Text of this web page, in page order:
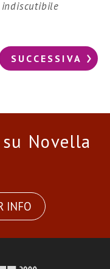
indiscutibile
SUCCESSIVA
Novella
INFO